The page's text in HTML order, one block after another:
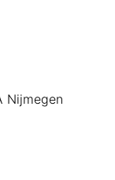
Nijmegen